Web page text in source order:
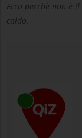
Ecco perchè non è
caldo.